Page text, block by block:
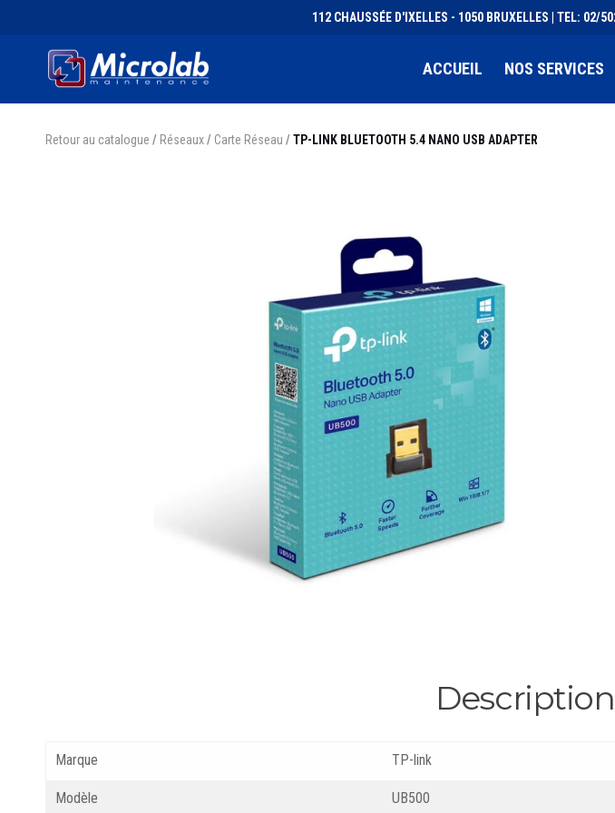
112 CHAUSSÉE D'IXELLES - 1050 BRUXELLES | TEL: 02/
ACCUEIL NOS SERVICES
Retour au catalogue / Réseaux/ Carte Réseau /TP-LINK BLUETOOTH 5.4 NANO USB ADAPTER
Marque TP-link
Modèle UB500